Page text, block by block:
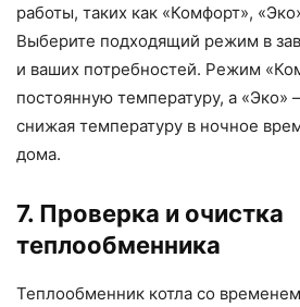
работы, таких как «Комфорт»,
Выберите подходящий режим в
и ваших потребностей. Режим
постоянную температуру, а «Эко»
снижая температуру в ночное
дома.
7. Проверка и очистка
теплообменника
Теплообменник котла со